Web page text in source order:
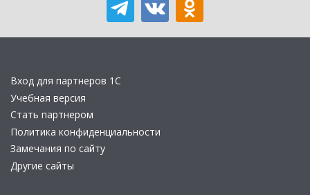
Вход для партнеров 1С
Учебная версия
Стать партнером
Политика конфиденциальности
Замечания по сайту
Другие сайты